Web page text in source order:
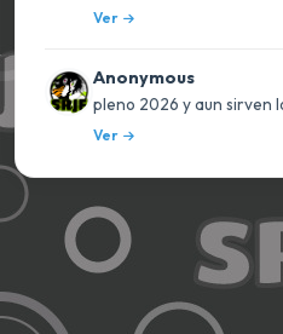
Ver
Anonymous
pleno 2026 y aun sirven
Ver